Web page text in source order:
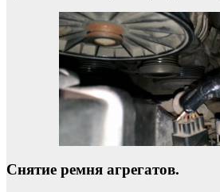
Снятие ремня агрегатов.